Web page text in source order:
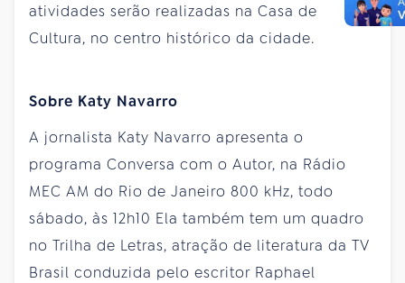
atividades serão realizadas na Casa de
Cultura, no centro histórico da cidade.
Sobre Katy Navarro
A jornalista Katy Navarro apresenta o
programa Conversa com o Autor, na Rádio
MEC AM do Rio de Janeiro 800 kHz, todo
sábado, às 12h10 Ela também tem um quadro
no Trilha de Letras, atração de literatura da TV
Brasil conduzida pelo escritor Raphael